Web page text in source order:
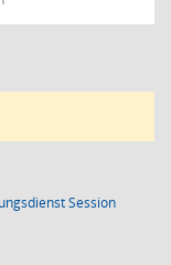
Session(Wird in